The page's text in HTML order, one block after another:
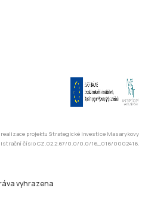
realizace projektu Strategické investice Masarykovy
číslo CZ.02.2.67/0.0/0.0/16_016/0002416.
vyhrazena